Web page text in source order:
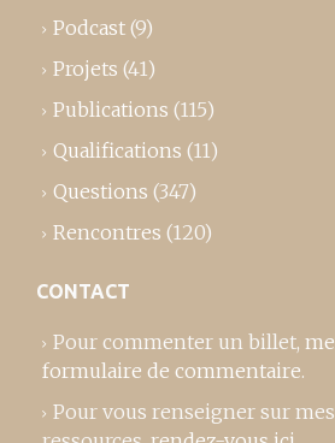
Podcast (9)
Projets (41)
Publications (115)
Qualifications (11)
Questions (347)
Rencontres (120)
CONTACT
Pour commenter un billet,
formulaire de commentaire.
Pour vous renseigner sur